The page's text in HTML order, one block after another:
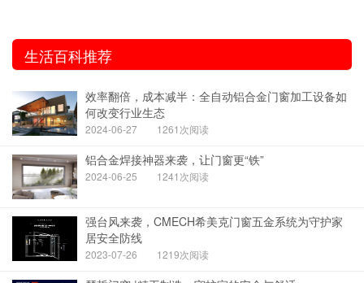
生活百科推荐
效率翻倍，成本减半：全自动铝合金门窗加工设备如
何改变行业生态
2024-06-27 1261次阅读
铝合金焊接神器来袭，让门窗更“铁”
2024-06-25 1241次阅读
强台风来袭，CMECH希美克门窗五金系统为守护家
居安全防线
2023-07-26 1219次阅读